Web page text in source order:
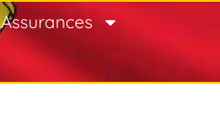
Assurances